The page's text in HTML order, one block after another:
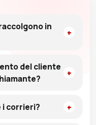
in
del cliente
i corrieri?